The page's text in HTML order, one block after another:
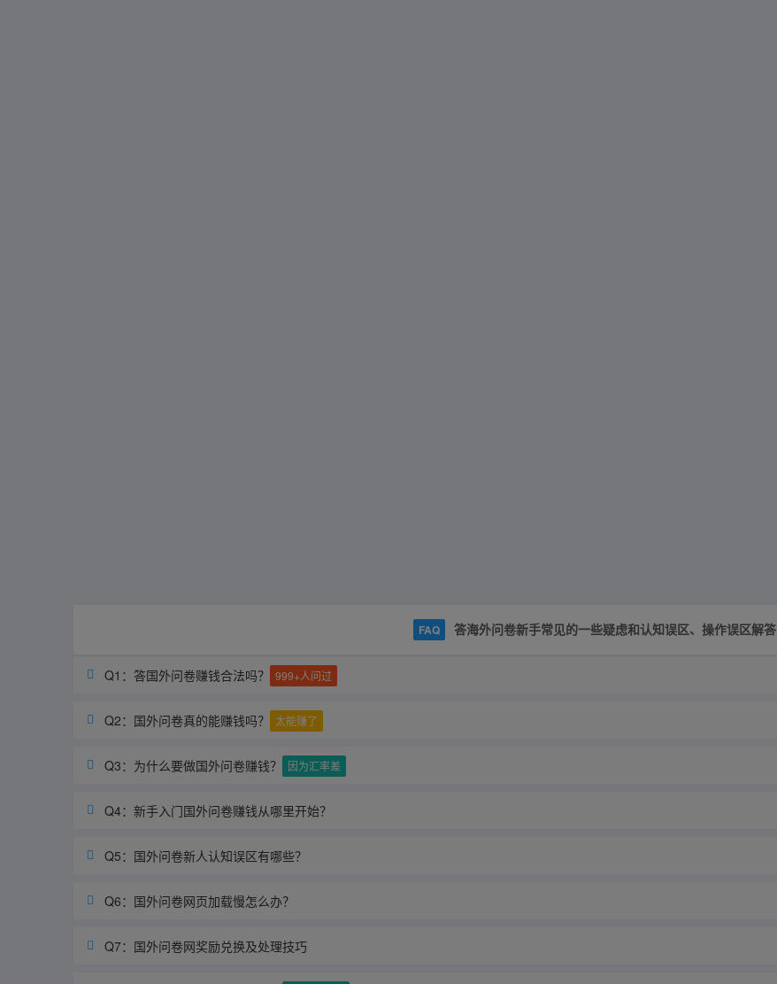
FAQ 答海外问卷新手常见的一些疑虑和认知误区、操作误区解答
Q1：答国外问卷赚钱合法吗？ 999+人问过

Q2：国外问卷真的能赚钱吗？ 太能赚了

Q3：为什么要做国外问卷赚钱？ 因为汇率差

Q4：新手入门国外问卷赚钱从哪里开始？

Q5：国外问卷新人认知误区有哪些？

Q6：国外问卷网页加载慢怎么办？

Q7：国外问卷网奖励兑换及处理技巧
